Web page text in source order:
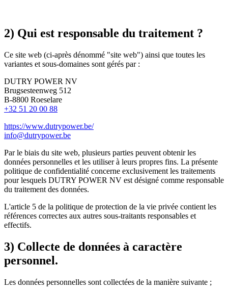
2) Qui est responsable du traitement ?
Ce site web (ci-après dénommé "site web") ainsi que toutes les
variantes et sous-domaines sont gérés par :
DUTRY POWER NV
Brugsesteenweg 512
B-8800 Roeselare
+32 51 20 00 88
https://www.dutrypower.be/
info@dutrypower.be
Par le biais du site web, plusieurs parties peuvent obtenir les
données personnelles et les utiliser à leurs propres fins. La présente
politique de confidentialité concerne exclusivement les traitements
pour lesquels DUTRY POWER NV est désigné comme responsable
du traitement des données.
L'article 5 de la politique de protection de la vie privée contient les
références correctes aux autres sous-traitants responsables et
effectifs.
3) Collecte de données à caractère
personnel.
Les données personnelles sont collectées de la manière suivante ;